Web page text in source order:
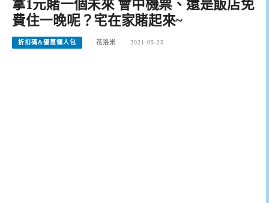
拿1元賭一個未來 會中機票、還是飯店免
費住一晚呢？宅在家賭起來~
折扣碼&優惠懶人包 花洛米 2021-05-25